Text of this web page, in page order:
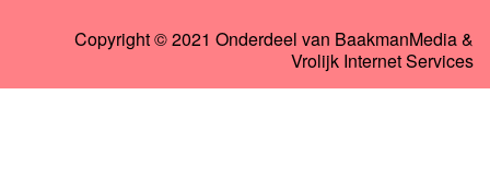
Copyright © 2021 Onderdeel van BaakmanMedia&
Vrolijk Internet Services